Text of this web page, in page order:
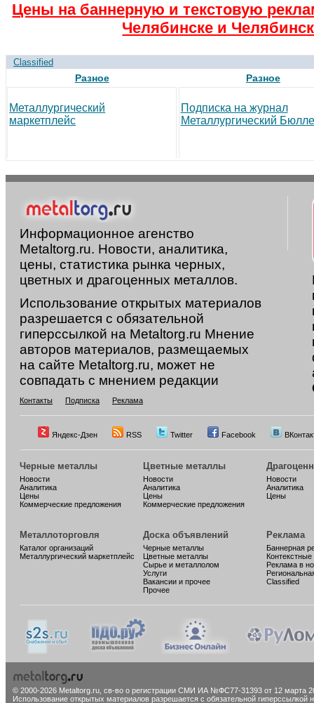
Цены на баннерную и текстовую
Челябинске и
Classified
Разное
Металлургический
маркетплейс
Разное
Подписка на журнал
Металлургический
Информационное агенство
Metaltorg.ru. Новости, аналитика,
цены, статистика рынка черных,
цветных и драгоценных металлов.
Использование открытых материалов
разрешается с обязательной
гиперссылкой на Metaltorg.ru Мнение
авторов материалов, размещаемых
на сайте Metaltorg.ru, может не
совпадать с мнением редакции
Контакты Подписка Реклама
Яндекс-Дзен RSS Twitter Facebook
Черные металлы
Новости
Аналитика
Цены
Коммерческие предложения
Цветные металлы
Новости
Аналитика
Цены
Коммерческие предложения
Новости
Аналитика
Цены
Металлоторговля
Каталог организаций
Металлургический маркетплейс
Доска объявлений
Черные металлы
Цветные металлы
Сырье и металлолом
Услуги
Вакансии и прочее
Прочее
Реклама
Баннерная
Реклама в
Classified
© 2000-2026 Metaltorg.ru, св-во о регистрации СМИ ИА №ФС77-31393 от 12 марта
Использование открытых материалов разрешается с обязательной гиперссылкой